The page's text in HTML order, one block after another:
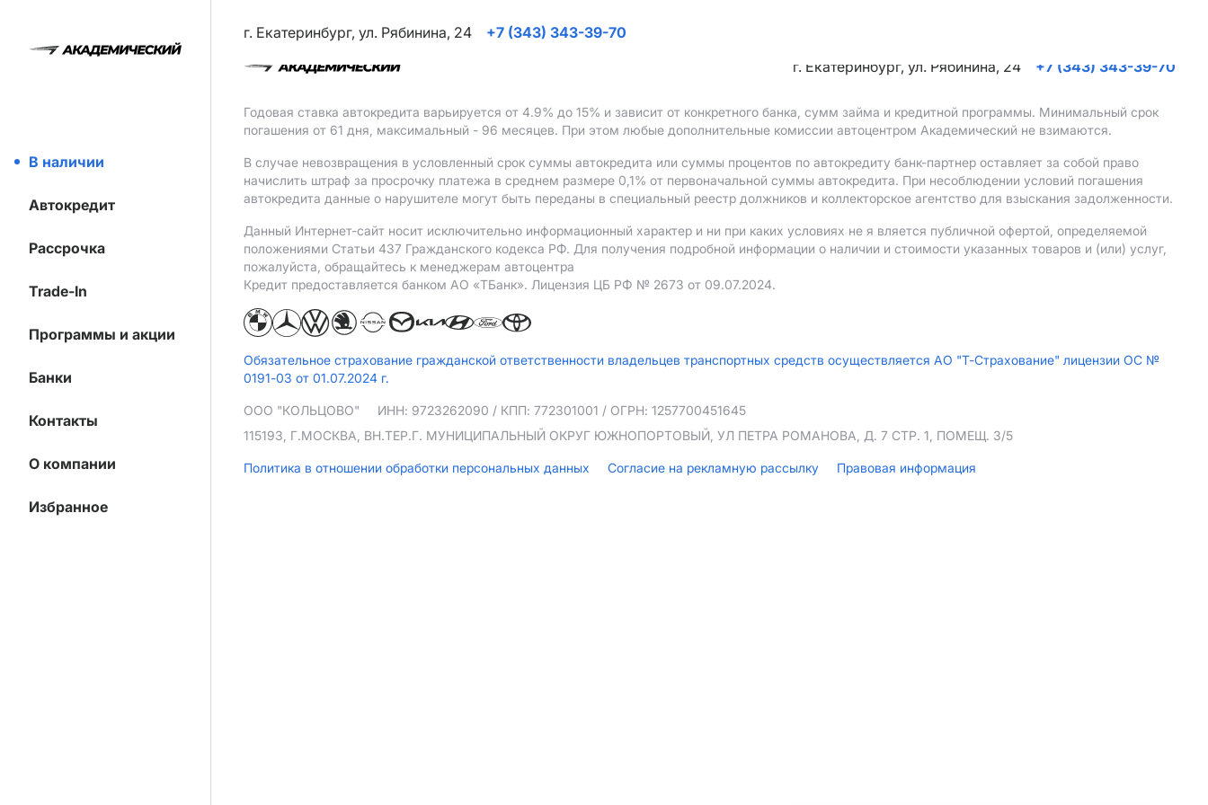
В наличии
Автокредит
Рассрочка
Trade-In
Программы и акции
Банки
Контакты
О компании
Избранное
г. Екатеринбург, ул. Рябинина, 24
+7 (343) 343-39-70
г. Екатеринбург, ул. Рябинина, 24
+7 (343) 343-39-70
Годовая ставка автокредита варьируется от 4.9% до 15% и зависит от конкретного банка, сумм займа и кредитной программы. Минимальный срок
погашения от 61 дня, максимальный - 96 месяцев. При этом любые дополнительные комиссии автоцентром Академический не взимаются.
В случае невозвращения в условленный срок суммы автокредита или суммы процентов по автокредиту банк-партнер оставляет за собой право
начислить штраф за просрочку платежа в среднем размере 0,1% от первоначальной суммы автокредита. При несоблюдении условий погашения
автокредита данные о нарушителе могут быть переданы в специальный реестр должников и коллекторское агентство для взыскания задолженности.
Данный Интернет-сайт носит исключительно информационный характер и ни при каких условиях не я вляется публичной офертой, определяемой
положениями Статьи 437 Гражданского кодекса РФ. Для получения подробной информации о наличии и стоимости указанных товаров и (или) услуг,
пожалуйста, обращайтесь к менеджерам автоцентра
Кредит предоставляется банком АO «ТБанк». Лицензия ЦБ РФ № 2673 от 09.07.2024.
Обязательное страхование гражданской ответственности владельцев транспортных средств осуществляется АО "Т-Страхование" лицензии ОС №
0191-03 от 01.07.2024 г.
ООО "КОЛЬЦОВО" ИНН: 9723262090 / КПП: 772301001 / ОГРН: 1257700451645
115193, Г.МОСКВА, ВН.ТЕР.Г. МУНИЦИПАЛЬНЫЙ ОКРУГ ЮЖНОПОРТОВЫЙ, УЛ ПЕТРА РОМАНОВА, Д. 7 СТР. 1, ПОМЕЩ. 3/5
Политика в отношении обработки персональных данных Согласие на рекламную рассылку Правовая информация